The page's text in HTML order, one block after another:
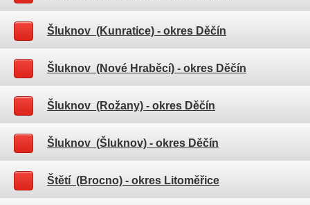
Šluknov (Kunratice) - okres Děčín
Šluknov (Nové Hraběcí) - okres Děčín
Šluknov (Rožany) - okres Děčín
Šluknov (Šluknov) - okres Děčín
Štětí (Brocno) - okres Litoměřice